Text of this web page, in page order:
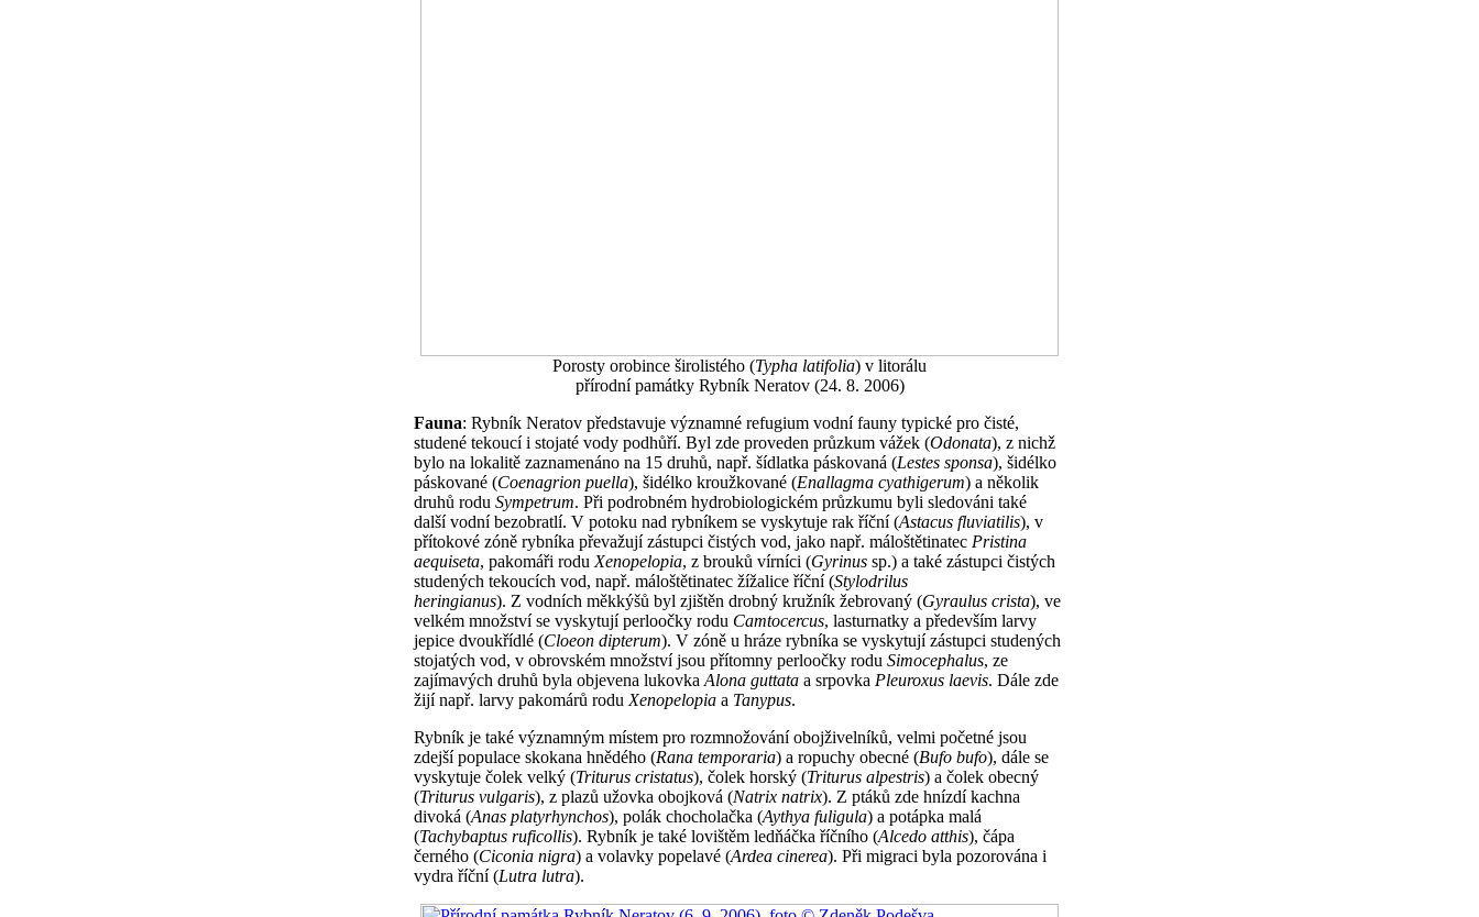
Porosty orobince širolistého (Typha latifolia) v litorálu
přírodní památky Rybník Neratov (24. 8. 2006)
Fauna: Rybník Neratov představuje významné refugium vodní fauny typické pro čisté,
studené tekoucí i stojaté vody podhůří. Byl zde proveden průzkum vážek (Odonata), z nichž
bylo na lokalitě zaznamenáno na 15 druhů, např. šídlatka páskovaná (Lestes sponsa), šidélko
páskované (Coenagrion puella), šidélko kroužkované (Enallagma cyathigerum) a několik
druhů rodu Sympetrum. Při podrobném hydrobiologickém průzkumu byli sledováni také
další vodní bezobratlí. V potoku nad rybníkem se vyskytuje rak říční (Astacus fluviatilis), v
přítokové zóně rybníka převažují zástupci čistých vod, jako např. máloštětinatec Pristina
aequiseta, pakomáři rodu Xenopelopia, z brouků vírníci (Gyrinus sp.) a také zástupci čistých
studených tekoucích vod, např. máloštětinatec žížalice říční (Stylodrilus
heringianus). Z vodních měkkýšů byl zjištěn drobný kružník žebrovaný (Gyraulus crista), ve
velkém množství se vyskytují perloočky rodu Camtocercus, lasturnatky a především larvy
jepice dvoukřídlé (Cloeon dipterum). V zóně u hráze rybníka se vyskytují zástupci studených
stojatých vod, v obrovském množství jsou přítomny perloočky rodu Simocephalus, ze
zajímavých druhů byla objevena lukovka Alona guttata a srpovka Pleuroxus laevis. Dále zde
žijí např. larvy pakomárů rodu Xenopelopia a Tanypus.
Rybník je také významným místem pro rozmnožování obojživelníků, velmi početné jsou
zdejší populace skokana hnědého (Rana temporaria) a ropuchy obecné (Bufo bufo), dále se
vyskytuje čolek velký (Triturus cristatus), čolek horský (Triturus alpestris) a čolek obecný
(Triturus vulgaris), z plazů užovka obojková (Natrix natrix). Z ptáků zde hnízdí kachna
divoká (Anas platyrhynchos), polák chocholačka (Aythya fuligula) a potápka malá
(Tachybaptus ruficollis). Rybník je také lovištěm ledňáčka říčního (Alcedo atthis), čápa
černého (Ciconia nigra) a volavky popelavé (Ardea cinerea). Při migraci byla pozorována i
vydra říční (Lutra lutra).